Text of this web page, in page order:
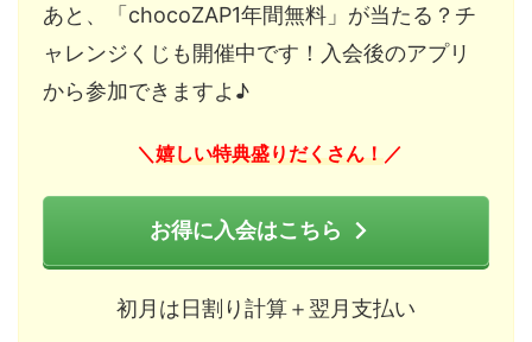
あと、「chocoZAP1年間無料」が当たる？チ
ャレンジくじも開催中です！入会後のアプリ
から参加できますよ♪
＼ 嬉しい特典盛りだくさん！ ／
お得に入会はこちら
初月は日割り計算＋翌月支払い